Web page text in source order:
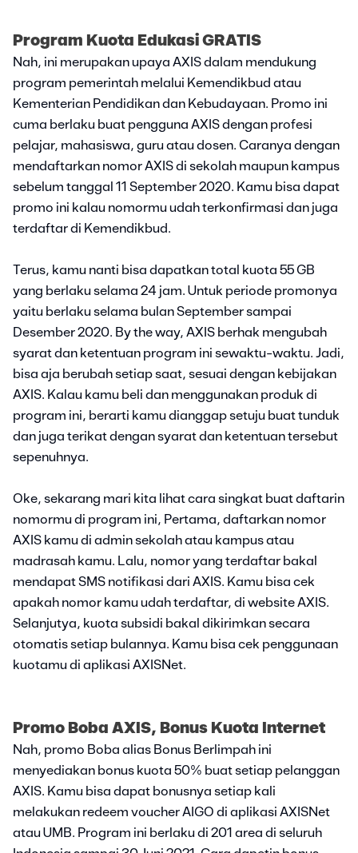
Program Kuota Edukasi GRATIS
Nah, ini merupakan upaya AXIS dalam mendukung
program pemerintah melalui Kemendikbud atau
Kementerian Pendidikan dan Kebudayaan. Promo ini
cuma berlaku buat pengguna AXIS dengan profesi
pelajar, mahasiswa, guru atau dosen. Caranya dengan
mendaftarkan nomor AXIS di sekolah maupun kampus
sebelum tanggal 11 September 2020. Kamu bisa dapat
promo ini kalau nomormu udah terkonfirmasi dan juga
terdaftar di Kemendikbud.
Terus, kamu nanti bisa dapatkan total kuota 55 GB
yang berlaku selama 24 jam. Untuk periode promonya
yaitu berlaku selama bulan September sampai
Desember 2020. By the way, AXIS berhak mengubah
syarat dan ketentuan program ini sewaktu-waktu. Jadi,
bisa aja berubah setiap saat, sesuai dengan kebijakan
AXIS. Kalau kamu beli dan menggunakan produk di
program ini, berarti kamu dianggap setuju buat tunduk
dan juga terikat dengan syarat dan ketentuan tersebut
sepenuhnya.
Oke, sekarang mari kita lihat cara singkat buat daftarin
nomormu di program ini, Pertama, daftarkan nomor
AXIS kamu di admin sekolah atau kampus atau
madrasah kamu. Lalu, nomor yang terdaftar bakal
mendapat SMS notifikasi dari AXIS. Kamu bisa cek
apakah nomor kamu udah terdaftar, di website AXIS.
Selanjutya, kuota subsidi bakal dikirimkan secara
otomatis setiap bulannya. Kamu bisa cek penggunaan
kuotamu di aplikasi AXISNet.
Promo Boba AXIS, Bonus Kuota Internet
Nah, promo Boba alias Bonus Berlimpah ini
menyediakan bonus kuota 50% buat setiap pelanggan
AXIS. Kamu bisa dapat bonusnya setiap kali
melakukan redeem voucher AIGO di aplikasi AXISNet
atau UMB. Program ini berlaku di 201 area di seluruh